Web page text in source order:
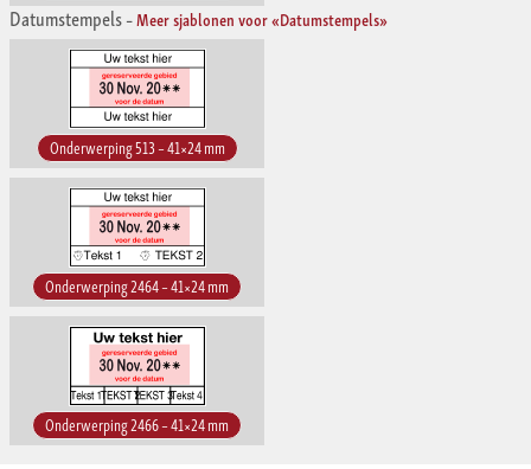
Datumstempels–Meer sjablonen voor «Datumstempels»
Onderwerping 513 – 41×24 mm
Onderwerping 2464 – 41×24 mm
Onderwerping 2466 – 41×24 mm